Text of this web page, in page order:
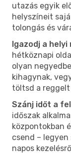
utazás egyik
helyszíneit
tolongás és
Igazodj a
hétköznapi
olyan
kihagynak,
töltsd a
Szánj időt a
időszak
központokban
csend –
napos